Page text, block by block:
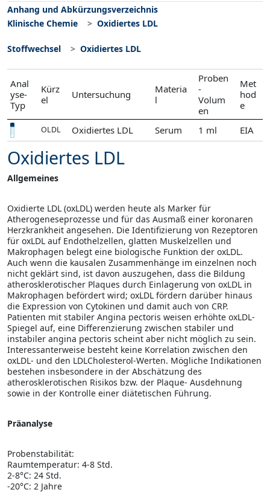
Anhang und Abkürzungsverzeichnis
Klinische Chemie
Oxidiertes LDL
Stoffwechsel Oxidiertes LDL
Anal
yse-
Typ
Kürz
el
Untersuchung
Materia
l
Proben
-
Volum
en
Met
hod
e
OLDL Oxidiertes LDL Serum 1 ml EIA
Oxidiertes LDL
Allgemeines
Oxidierte LDL (oxLDL) werden heute als Marker für
Atherogeneseprozesse und für das Ausmaß einer koronaren
Herzkrankheit angesehen. Die Identifizierung von Rezeptoren
für oxLDL auf Endothelzellen, glatten Muskelzellen und
Makrophagen belegt eine biologische Funktion der oxLDL.
Auch wenn die kausalen Zusammenhänge im einzelnen noch
nicht geklärt sind, ist davon auszugehen, dass die Bildung
atherosklerotischer Plaques durch Einlagerung von oxLDL in
Makrophagen befördert wird; oxLDL fördern darüber hinaus
die Expression von Cytokinen und damit auch von CRP.
Patienten mit stabiler Angina pectoris weisen erhöhte oxLDL-
Spiegel auf, eine Differenzierung zwischen stabiler und
instabiler angina pectoris scheint aber nicht möglich zu sein.
Interessanterweise besteht keine Korrelation zwischen den
oxLDL- und den LDLCholesterol-Werten. Mögliche Indikationen
bestehen insbesondere in der Abschätzung des
atherosklerotischen Risikos bzw. der Plaque- Ausdehnung
sowie in der Kontrolle einer diätetischen Führung.
Präanalyse
Probenstabilität:
Raumtemperatur: 4-8 Std.
2-8°C: 24 Std.
-20°C: 2 Jahre